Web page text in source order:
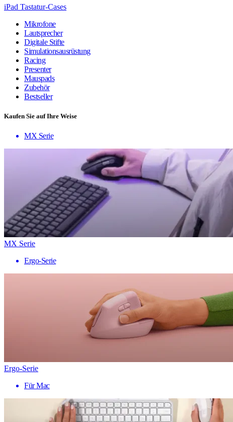
iPad Tastatur-Cases
Mikrofone
Lautsprecher
Digitale Stifte
Simulationsausrüstung
Racing
Presenter
Mauspads
Zubehör
Bestseller
Kaufen Sie auf Ihre Weise
MX Serie
MX Serie
Ergo-Serie
Ergo-Serie
Für Mac